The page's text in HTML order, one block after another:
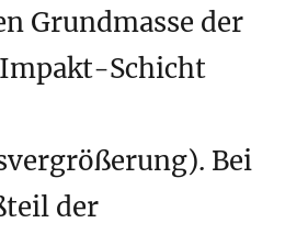
Grundmasse der
Schicht
Bei
der